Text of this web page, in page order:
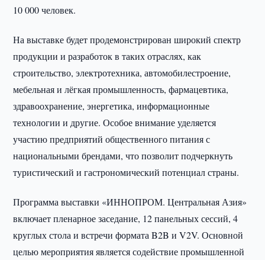
10 000 человек.
На выставке будет продемонстрирован широкий спектр
продукции и разработок в таких отраслях, как
строительство, электротехника, автомобилестроение,
мебельная и лёгкая промышленность, фармацевтика,
здравоохранение, энергетика, информационные
технологии и другие. Особое внимание уделяется
участию предприятий общественного питания с
национальными брендами, что позволит подчеркнуть
туристический и гастрономический потенциал страны.
Программа выставки «ИННОПРОМ. Центральная Азия»
включает пленарное заседание, 12 панельных сессий, 4
круглых стола и встречи формата B2B и V2V. Основной
целью мероприятия является содействие промышленной